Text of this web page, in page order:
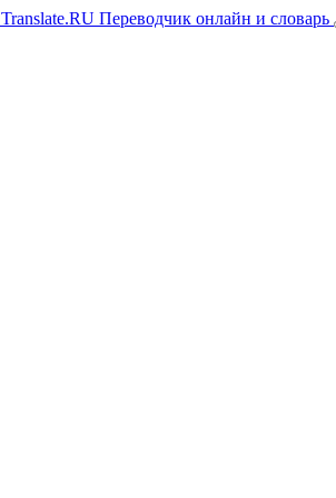
Translate.RU Переводчик онлайн и словарь